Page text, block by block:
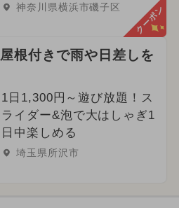
神奈川県横浜市磯子区 クーポン
根付きで雨や日差しを
1日1,300円～遊び放題！ス
ライダー&泡で大はしゃぎ1
日中楽しめる
埼玉県所沢市